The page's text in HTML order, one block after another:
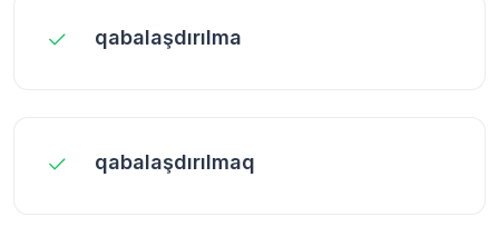
qabalaşdırılma
qabalaşdırılmaq